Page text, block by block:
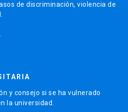
de discriminación, violencia de
y consejo si se ha vulnerado
la universidad.